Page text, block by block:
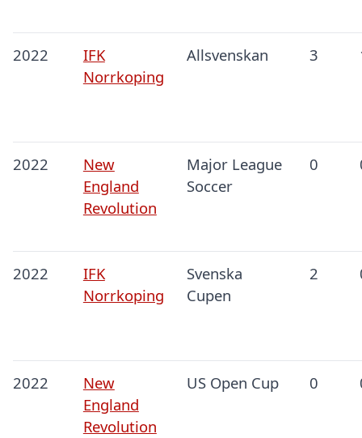
2022
IFK
Norrkoping
Allsvenskan 3
2022
New
England
Revolution
Major League
Soccer
0
2022
IFK
Norrkoping
Svenska
Cupen
2
2022
New
England
Revolution
US Open Cup 0